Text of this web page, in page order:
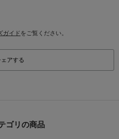
ガイドをご覧ください。
ェアする
ゴリの商品